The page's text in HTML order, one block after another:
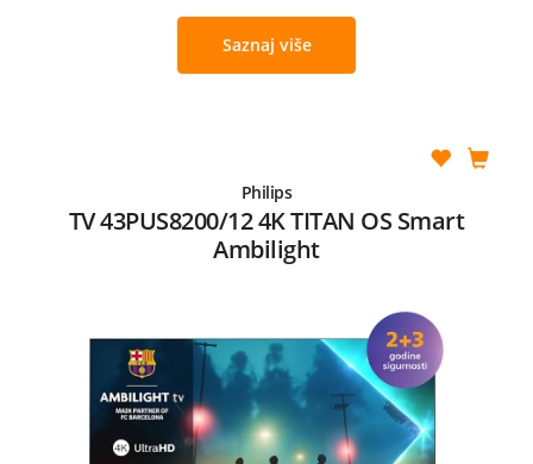
Saznaj više
Philips
TV 43PUS8200/12 4K TITAN OS Smart
Ambilight